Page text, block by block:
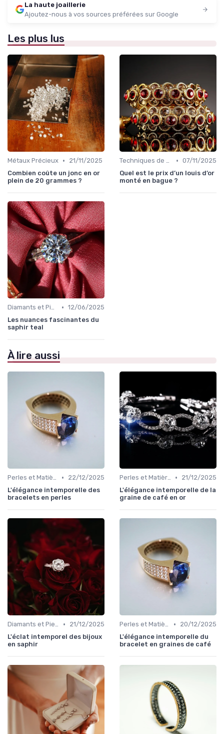
La haute joaillerie
Ajoutez-nous à vos sources préférées sur Google
Les plus lus
Métaux Précieux •
21/11/2025
Combien coûte un jonc en or
plein de 20 grammes ?
Techniques de Taille et de Sertissage • 07/11/2025
Quel est le prix d’un louis d’or
monté en bague ?
Diamants et Pierres Précieuses • 12/06/2025
Les nuances fascinantes du
saphir teal
À lire aussi
Perles et Matières Rares •
22/12/2025
L'élégance intemporelle des
bracelets en perles
Perles et Matières Rares •
21/12/2025
L'élégance intemporelle de la
graine de café en or
Diamants et Pierres Précieuses •
21/12/2025
L'éclat intemporel des bijoux
en saphir
Perles et Matières Rares •
20/12/2025
L'élégance intemporelle du
bracelet en graines de café